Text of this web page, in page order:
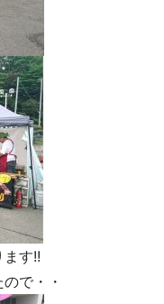
す!!
で・・